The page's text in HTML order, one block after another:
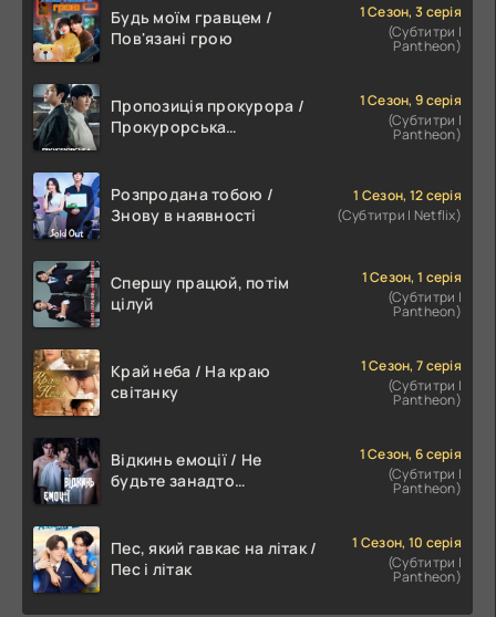
Будь моїм гравцем /
Пов'язані грою
1 Сезон, 3 серія
(Субтитри |
Pantheon)
Пропозиція прокурора /
Прокурорська
1 Сезон, 9 серія
(Субтитри |
Pantheon)
Розпродана тобою /
Знову в наявності
1 Сезон, 12 серія
(Субтитри | Netflix)
Спершу працюй, потім
цілуй
1 Сезон, 1 серія
(Субтитри |
Pantheon)
Край неба / На краю
світанку
1 Сезон, 7 серія
(Субтитри |
Pantheon)
Відкинь емоції / Не
будьте занадто
1 Сезон, 6 серія
(Субтитри |
Pantheon)
Пес, який гавкає на літак /
Пес і літак
1 Сезон, 10 серія
(Субтитри |
Pantheon)